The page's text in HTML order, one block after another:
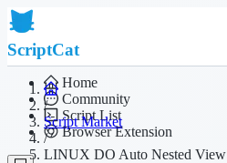
ScriptCat
Home
Community
Script List
Browser Extension
/
Script Market
/
LINUX DO Auto Nested View